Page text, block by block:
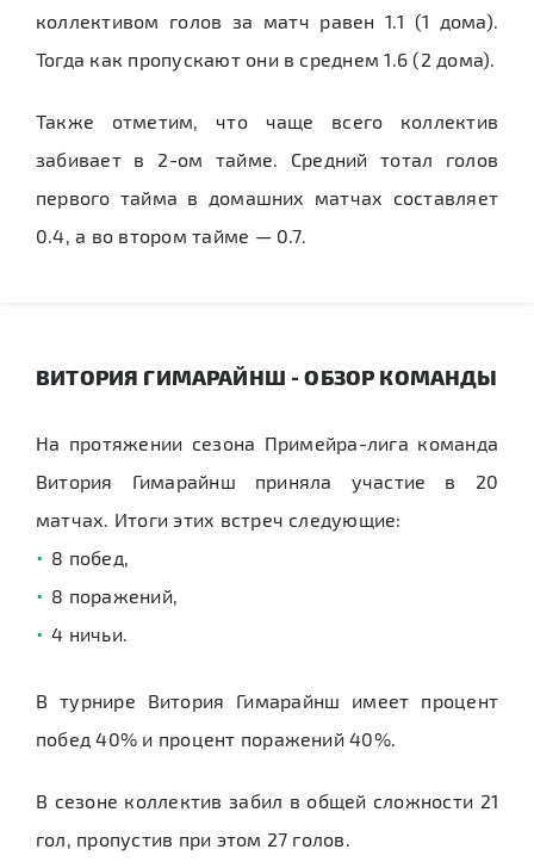
коллективом голов за матч равен 1.1 (1 дома).
Тогда как пропускают они в среднем 1.6 (2 дома).
Также отметим, что чаще всего коллектив
забивает в 2-ом тайме. Средний тотал голов
первого тайма в домашних матчах составляет
0.4, а во втором тайме — 0.7.
ВИТОРИЯ ГИМАРАЙНШ - ОБЗОР КОМАНДЫ
На протяжении сезона Примейра-лига команда
Витория Гимарайнш приняла участие в 20
матчах. Итоги этих встреч следующие:
8 побед,
8 поражений,
4 ничьи.
В турнире Витория Гимарайнш имеет процент
побед 40% и процент поражений 40%.
В сезоне коллектив забил в общей сложности 21
гол, пропустив при этом 27 голов.